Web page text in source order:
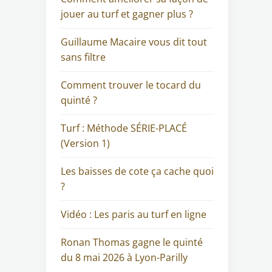
jouer au turf et gagner plus ?
Guillaume Macaire vous dit tout
sans filtre
Comment trouver le tocard du
quinté ?
Turf : Méthode SÉRIE-PLACÉ
(Version 1)
Les baisses de cote ça cache quoi
?
Vidéo : Les paris au turf en ligne
Ronan Thomas gagne le quinté
du 8 mai 2026 à Lyon-Parilly